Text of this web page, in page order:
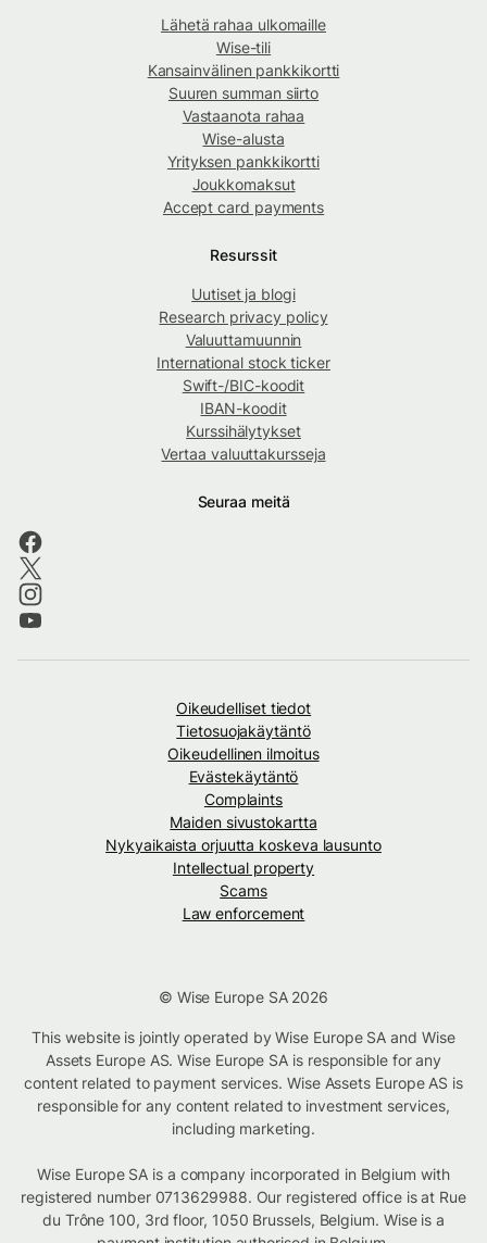
Lähetä rahaa ulkomaille
Wise-tili
Kansainvälinen pankkikortti
Suuren summan siirto
Vastaanota rahaa
Wise-alusta
Yrityksen pankkikortti
Joukkomaksut
Accept card payments
Resurssit
Uutiset ja blogi
Research privacy policy
Valuuttamuunnin
International stock ticker
Swift-/BIC-koodit
IBAN-koodit
Kurssihälytykset
Vertaa valuuttakursseja
Seuraa meitä
Oikeudelliset tiedot
Tietosuojakäytäntö
Oikeudellinen ilmoitus
Evästekäytäntö
Complaints
Maiden sivustokartta
Nykyaikaista orjuutta koskeva lausunto
Intellectual property
Scams
Law enforcement
© Wise Europe SA 2026
This website is jointly operated by Wise Europe SA and Wise
Assets Europe AS. Wise Europe SA is responsible for any
content related to payment services. Wise Assets Europe AS is
responsible for any content related to investment services,
including marketing.
Wise Europe SA is a company incorporated in Belgium with
registered number 0713629988. Our registered office is at Rue
du Trône 100, 3rd floor, 1050 Brussels, Belgium. Wise is a